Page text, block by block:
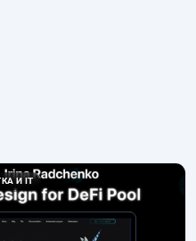
И IT